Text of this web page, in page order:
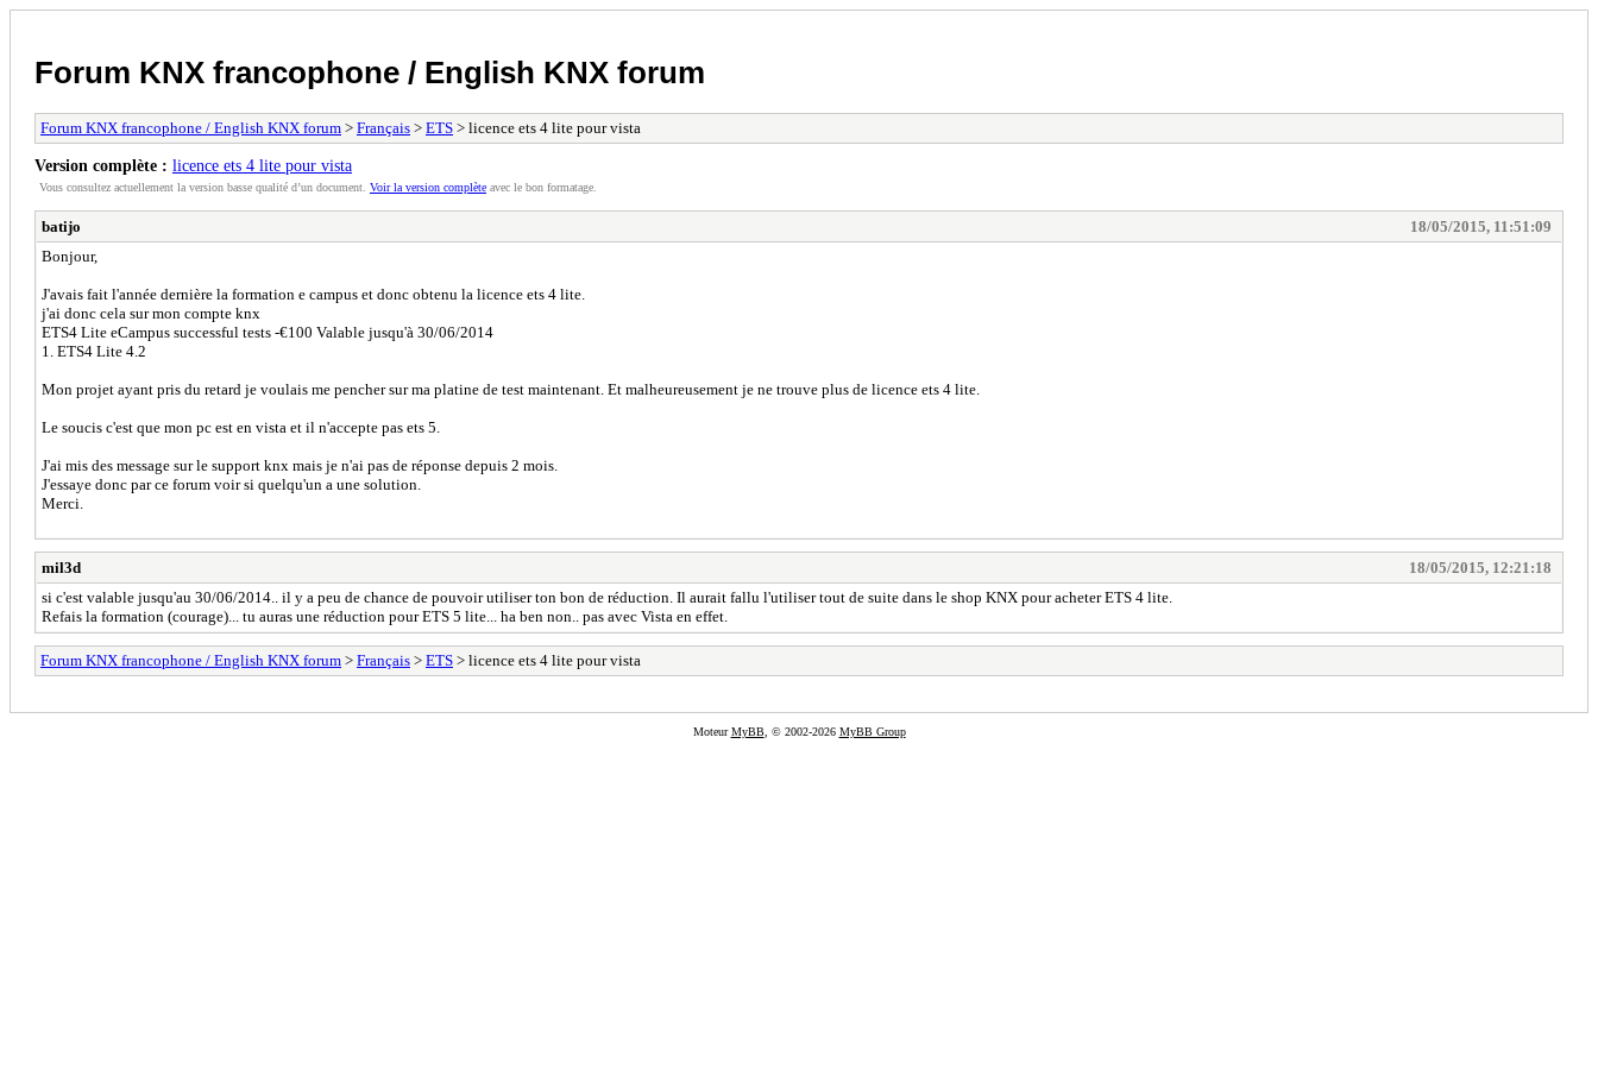
Forum KNX francophone / English KNX forum
Forum KNX francophone / English KNX forum > Français > ETS > licence ets 4 lite pour vista
Version complète : licence ets 4 lite pour vista
Vous consultez actuellement la version basse qualité d’un document. Voir la version complète avec le bon formatage.
batijo
18/05/2015, 11:51:09
Bonjour,
J'avais fait l'année dernière la formation e campus et donc obtenu la licence ets 4 lite.
j'ai donc cela sur mon compte knx
ETS4 Lite eCampus successful tests -€100 Valable jusqu'à 30/06/2014
1. ETS4 Lite 4.2
Mon projet ayant pris du retard je voulais me pencher sur ma platine de test maintenant. Et malheureusement je ne trouve plus de licence ets 4 lite.
Le soucis c'est que mon pc est en vista et il n'accepte pas ets 5.
J'ai mis des message sur le support knx mais je n'ai pas de réponse depuis 2 mois.
J'essaye donc par ce forum voir si quelqu'un a une solution.
Merci.
mil3d
18/05/2015, 12:21:18
si c'est valable jusqu'au 30/06/2014.. il y a peu de chance de pouvoir utiliser ton bon de réduction. Il aurait fallu l'utiliser tout de suite dans le shop KNX pour acheter ETS 4 lite.
Refais la formation (courage)... tu auras une réduction pour ETS 5 lite... ha ben non.. pas avec Vista en effet.
Forum KNX francophone / English KNX forum > Français > ETS > licence ets 4 lite pour vista
MoteurMyBB, © 2002-2026 MyBB Group